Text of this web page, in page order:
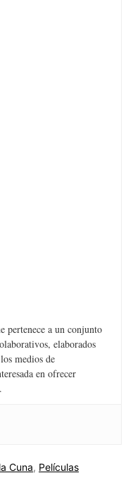
pertenece a un conjunto
elaborados
medios de
en ofrecer
Cuna, Películas